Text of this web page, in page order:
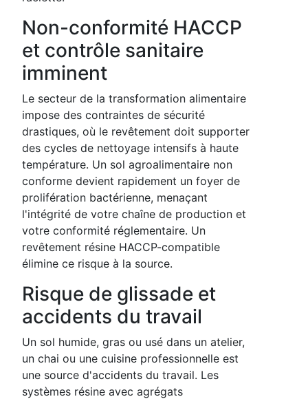
Non-conformité HACCP
et contrôle sanitaire
imminent
Le secteur de la transformation alimentaire
impose des contraintes de sécurité
drastiques, où le revêtement doit supporter
des cycles de nettoyage intensifs à haute
température. Un sol agroalimentaire non
conforme devient rapidement un foyer de
prolifération bactérienne, menaçant
l'intégrité de votre chaîne de production et
votre conformité réglementaire. Un
revêtement résine HACCP-compatible
élimine ce risque à la source.
Risque de glissade et
accidents du travail
Un sol humide, gras ou usé dans un atelier,
un chai ou une cuisine professionnelle est
une source d'accidents du travail. Les
systèmes résine avec agrégats